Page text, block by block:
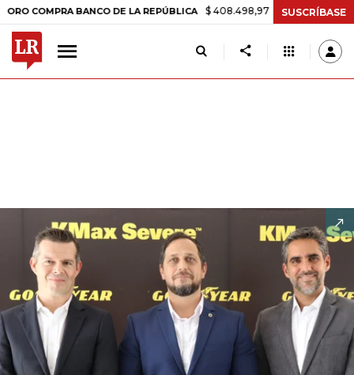
BANCO DE LA REPÚBLICA $ 408.498,97 +$ 8.753,81 +2,19%
SUSCRÍBASE